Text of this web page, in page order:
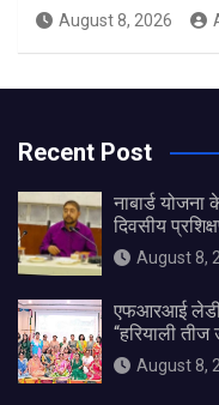
August 8, 2026
Recent Post
नाबार्ड
दिवसीय
August 8,
एफआरआई लेडीज़
“हरियाली तीज
August 8,